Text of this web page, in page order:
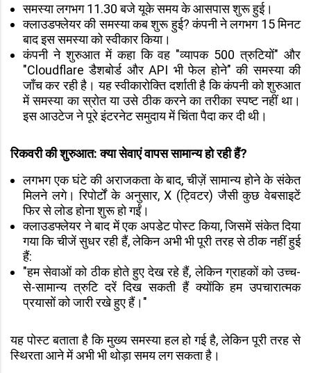
समस्या लगभग 11.30 बजे यूके समय के आसपास शुरू हुई।
क्लाउडफ्लेयर की समस्या कब शुरू हुई? कंपनी ने लगभग 15 मिनट
बाद इस समस्या को स्वीकार किया।
कंपनी ने शुरुआत में कहा कि वह "व्यापक 500 त्रुटियों" और
"Cloudflare डैशबोर्ड और API भी फेल होने" की समस्या की
जाँच कर रही है। यह स्वीकारोक्ति दर्शाती है कि कंपनी को शुरुआत
में समस्या का स्रोत या उसे ठीक करने का तरीका स्पष्ट नहीं था।
इस आउटेज ने पूरे इंटरनेट समुदाय में चिंता पैदा कर दी थी।
रिकवरी की शुरुआत: क्या सेवाएं वापस सामान्य हो रही हैं?
लगभग एक घंटे की अराजकता के बाद, चीज़ें सामान्य होने के संकेत
मिलने लगे। रिपोर्टों के अनुसार, X (ट्विटर) जैसी कुछ वेबसाइटें
फिर से लोड होना शुरू हो गईं।
क्लाउडफ्लेयर ने बाद में एक अपडेट पोस्ट किया, जिसमें संकेत दिया
गया कि चीजें सुधर रही हैं, लेकिन अभी भी पूरी तरह से ठीक नहीं हुई
हैं:
"हम सेवाओं को ठीक होते हुए देख रहे हैं, लेकिन ग्राहकों को उच्च-
से-सामान्य त्रुटि दरें दिख सकती हैं क्योंकि हम उपचारात्मक
प्रयासों को जारी रखे हुए हैं।"
यह पोस्ट बताता है कि मुख्य समस्या हल हो गई है, लेकिन पूरी तरह से
स्थिरता आने में अभी भी थोड़ा समय लग सकता है।